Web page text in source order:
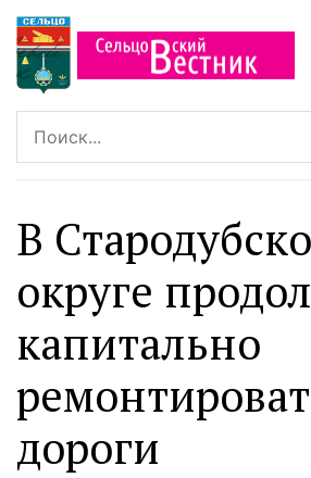
В
округе
капитально
дороги